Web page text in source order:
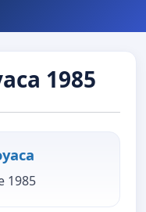
1985
1985